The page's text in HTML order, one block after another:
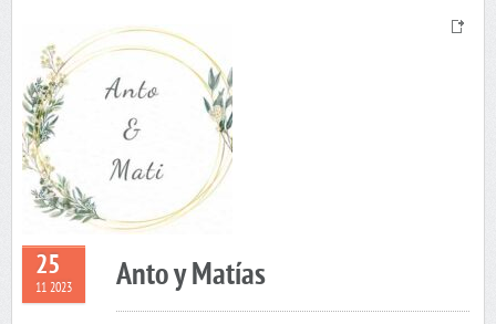
25
11 2023 Anto y Matías